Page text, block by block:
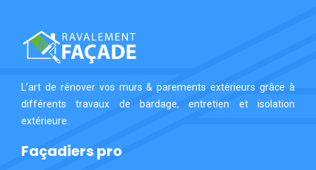
L’art de rénover vos murs & parements extérieurs grâce à
différents travaux de bardage, entretien et isolation
extérieure.
Façadiers pro